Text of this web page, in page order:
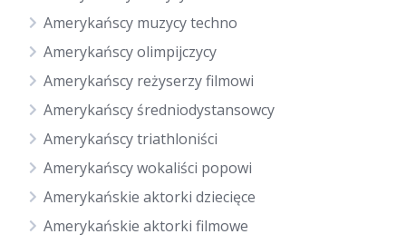
Amerykańscy muzycy techno
Amerykańscy olimpijczycy
Amerykańscy reżyserzy filmowi
Amerykańscy średniodystansowcy
Amerykańscy triathloniści
Amerykańscy wokaliści popowi
Amerykańskie aktorki dziecięce
Amerykańskie aktorki filmowe